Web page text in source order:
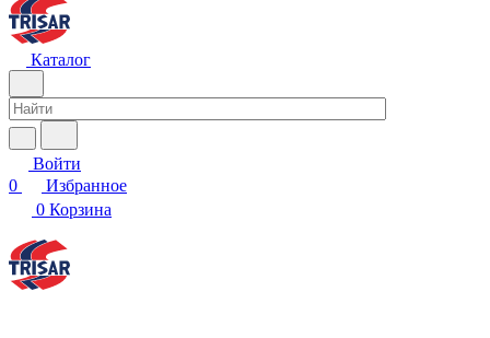
Каталог
Войти
0
Избранное
0 Корзина